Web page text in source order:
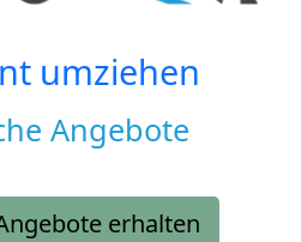
umziehen
Angebote
erhalten